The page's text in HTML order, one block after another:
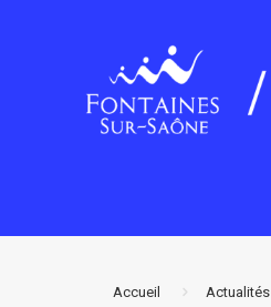
Accueil Actualités